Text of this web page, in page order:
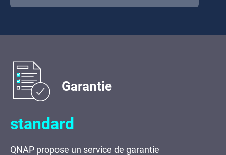
Garantie
standard
QNAP propose un service de garantie